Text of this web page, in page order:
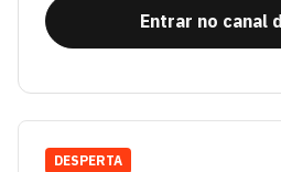
Entrar no canal
DESPERTA